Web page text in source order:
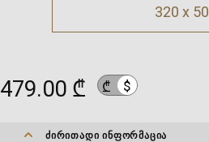
320 x 50
479.00 ₾ ₾ $
ᲫᲘᲠᲘᲗᲐᲓᲘ ᲘᲜᲤᲝᲠᲛᲐᲪᲘᲐ